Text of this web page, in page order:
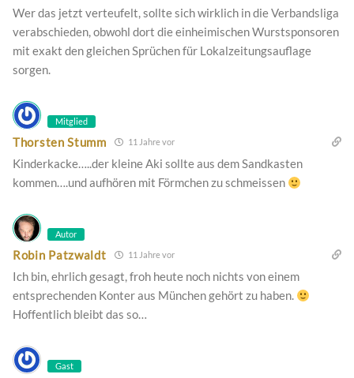
Wer das jetzt verteufelt, sollte sich wirklich in die Verbandsliga
verabschieden, obwohl dort die einheimischen Wurstsponsoren
mit exakt den gleichen Sprüchen für Lokalzeitungsauflage
sorgen.
Mitglied
Thorsten Stumm 11 Jahre vor
Kinderkacke…..der kleine Aki sollte aus dem Sandkasten
kommen….und aufhören mit Förmchen zu schmeissen
Autor
Robin Patzwaldt 11 Jahre vor
Ich bin, ehrlich gesagt, froh heute noch nichts von einem
entsprechenden Konter aus München gehört zu haben.
Hoffentlich bleibt das so…
Gast